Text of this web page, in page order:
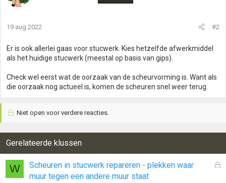
19 aug 2022 #2
Er is ook allerlei gaas voor stucwerk. Kies hetzelfde afwerkmiddel
als het huidige stucwerk (meestal op basis van gips).
Check wel eerst wat de oorzaak van de scheurvorming is. Want als
die oorzaak nog actueel is, komen de scheuren snel weer terug.
Niet open voor verdere reacties.
Gerelateerde klussen
W
G
Scheuren in stucwerk repareren - plekken waar
muur tegen een andere muur staat